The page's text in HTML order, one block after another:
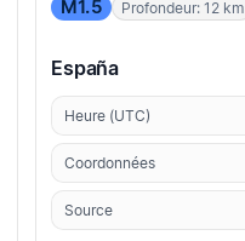
M1.5 Profondeur: 12 km
España
Heure (UTC)
Coordonnées
Source